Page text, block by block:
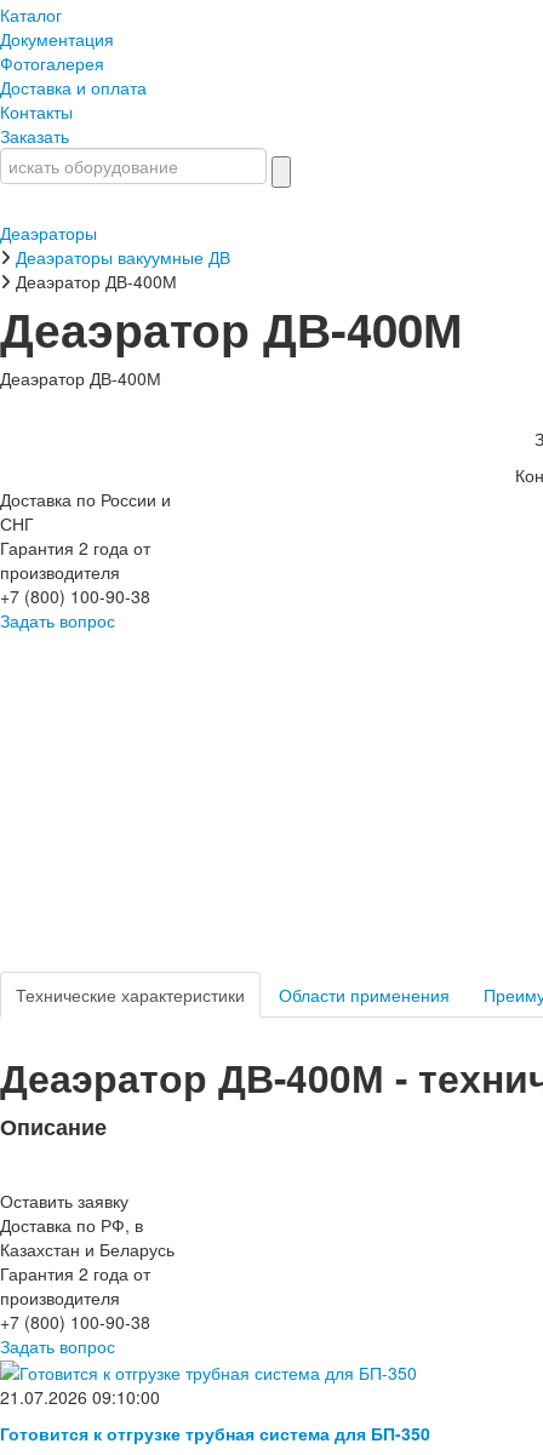
Каталог
Документация
Фотогалерея
Доставка и оплата
Контакты
Заказать
Деаэраторы
Деаэраторы вакуумные ДВ
Деаэратор ДВ-400М
Деаэратор ДВ-400М
Деаэратор ДВ-400М
Доставка по России и
СНГ
Гарантия 2 года от
производителя
+7 (800) 100-90-38
Задать вопрос
Технические характеристики Области применения
Деаэратор ДВ-400М -
Описание
Оставить заявку
Доставка по РФ, в
Казахстан и Беларусь
Гарантия 2 года от
производителя
+7 (800) 100-90-38
Задать вопрос
21.07.2026 09:10:00
Готовится к отгрузке трубная система для БП-350